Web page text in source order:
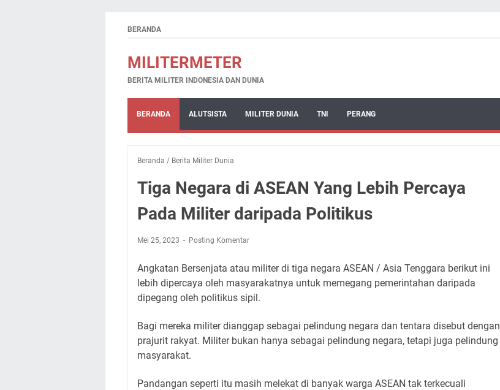
BERANDA
MILITERMETER
BERITA MILITER INDONESIA DAN DUNIA
BERANDA ALUTSISTA MILITER DUNIA TNI PERANG
Beranda / Berita Militer Dunia
Tiga Negara di ASEAN Yang Lebih Percaya
Pada Militer daripada Politikus
Mei 25, 2023 Posting Komentar
Angkatan Bersenjata atau militer di tiga negara ASEAN / Asia Tenggara berikut ini
lebih dipercaya oleh masyarakatnya untuk memegang pemerintahan daripada
dipegang oleh politikus sipil.
Bagi mereka militer dianggap sebagai pelindung negara dan tentara disebut dengan
prajurit rakyat. Militer bukan hanya sebagai pelindung negara, tetapi juga pelindung
masyarakat.
Pandangan seperti itu masih melekat di banyak warga ASEAN tak terkecuali